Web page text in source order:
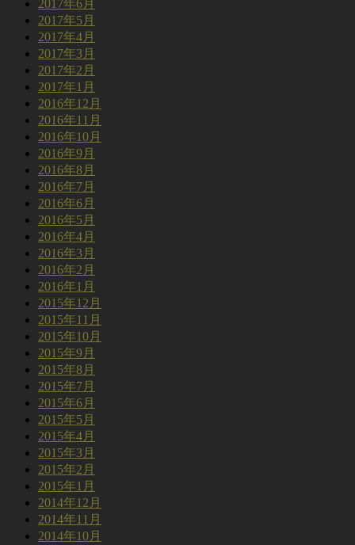
2017年6月
2017年5月
2017年4月
2017年3月
2017年2月
2017年1月
2016年12月
2016年11月
2016年10月
2016年9月
2016年8月
2016年7月
2016年6月
2016年5月
2016年4月
2016年3月
2016年2月
2016年1月
2015年12月
2015年11月
2015年10月
2015年9月
2015年8月
2015年7月
2015年6月
2015年5月
2015年4月
2015年3月
2015年2月
2015年1月
2014年12月
2014年11月
2014年10月